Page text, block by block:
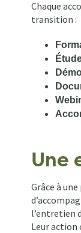
Chaque
transition :
Une
Grâce à
l’entretien
Leur action